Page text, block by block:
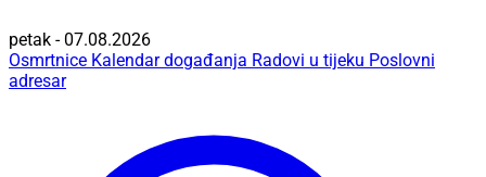
petak - 07.08.2026
Osmrtnice Kalendar događanja Radovi u tijeku Poslovni
adresar